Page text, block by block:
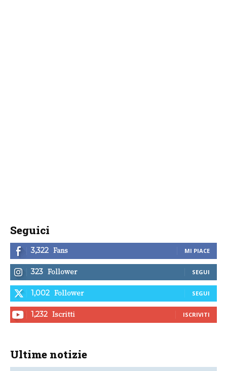
Seguici
3,322 Fans MI PIACE
323 Follower SEGUI
1,002 Follower SEGUI
1,232 Iscritti ISCRIVITI
Ultime notizie